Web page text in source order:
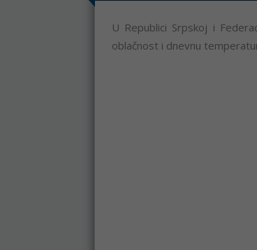
U Republici Srpskoj i
oblačnost i dnevnu